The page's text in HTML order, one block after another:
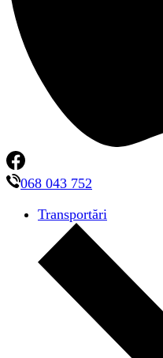
068 043 752
Transportări